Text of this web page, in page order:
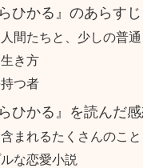
ひかる』のあらすじ
間たちと、少しの普通
き方
つ者
ひかる』を読んだ
まれるたくさんのこと
な恋愛小説